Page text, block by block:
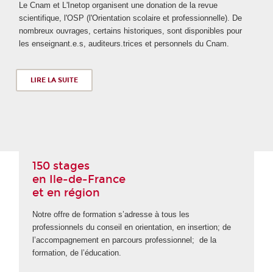
Le Cnam et L'Inetop organisent une donation de la revue
scientifique, l'OSP (l'Orientation scolaire et professionnelle). De
nombreux ouvrages, certains historiques, sont disponibles pour
les enseignant.e.s, auditeurs.trices et personnels du Cnam.
LIRE LA SUITE
150 stages
en Ile-de-France
et en région
Notre offre de formation s’adresse à tous les
professionnels du conseil en orientation, en insertion; de
l’accompagnement en parcours professionnel; de la
formation, de l’éducation.